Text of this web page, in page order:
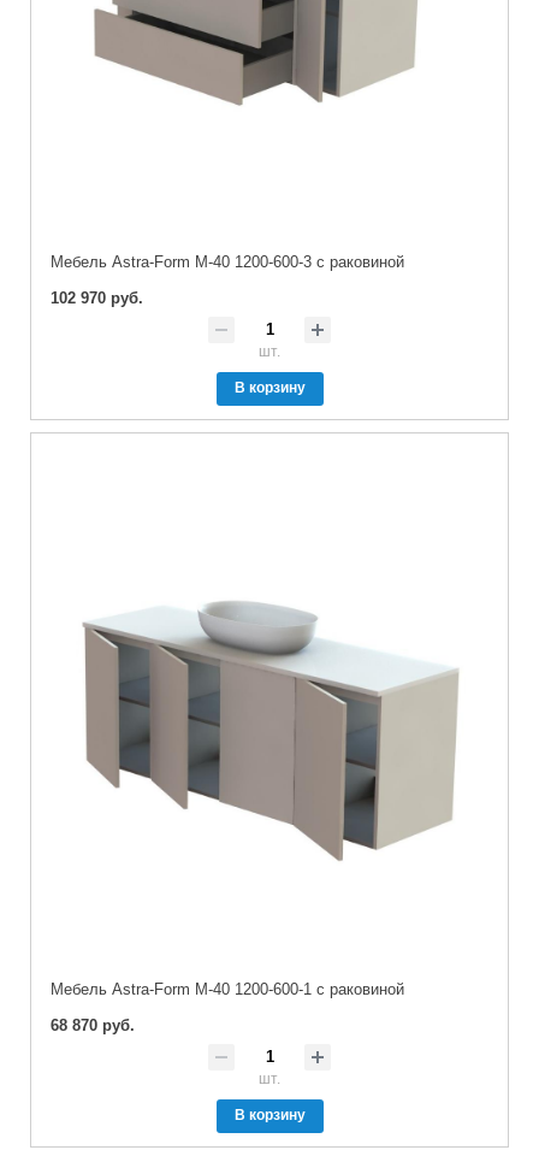
Мебель Astra-Form М-40 1200-600-3 с раковиной
102 970 руб.
шт.
В корзину
Мебель Astra-Form М-40 1200-600-1 с раковиной
68 870 руб.
шт.
В корзину